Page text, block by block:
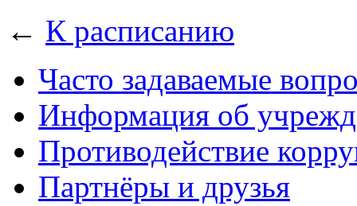
← К расписанию
Часто задаваемые
Информация об
Противодействие
Партнёры и друзья